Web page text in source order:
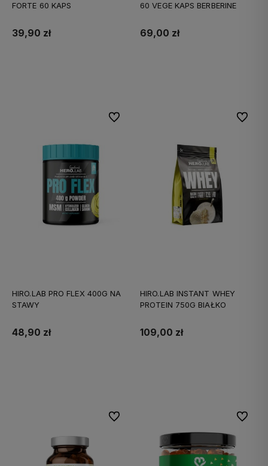
FORTE 60 KAPS
39,90 zł
60 VEGE KAPS BERBERINE
69,00 zł
HIRO.LAB PRO FLEX 400G NA
STAWY
48,90 zł
Do ulubionych
HIRO.LAB INSTANT WHEY
PROTEIN 750G BIAŁKO
109,00 zł
Do
Do ulubionych Do